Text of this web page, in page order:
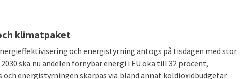
klimatpaket
och energistyrning antogs på tisdagen med stor
ska nu andelen förnybar energi i EU öka till 32 procent,
energistyrningen skärpas via bland annat koldioxidbudgetar.